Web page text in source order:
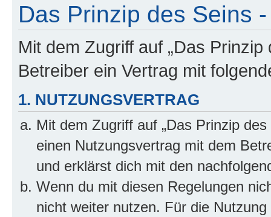
Das Prinzip des Seins
Mit dem Zugriff auf „Das
Betreiber ein Vertrag mit
1. NUTZUNGSVERTRAG
Mit dem Zugriff auf „Das Prinzip
einen Nutzungsvertrag mit dem
und erklärst dich mit den
Wenn du mit diesen Regelungen
nicht weiter nutzen. Für die